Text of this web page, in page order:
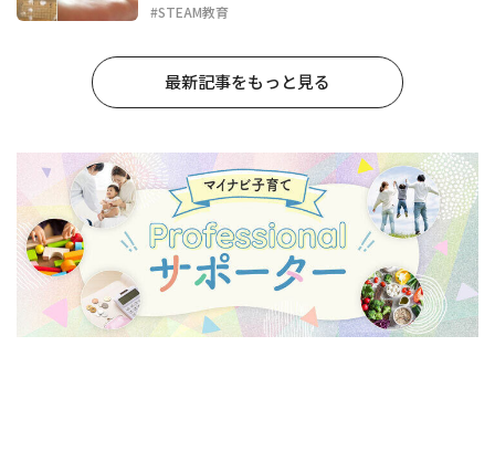
#STEAM教育
最新記事をもっと見る